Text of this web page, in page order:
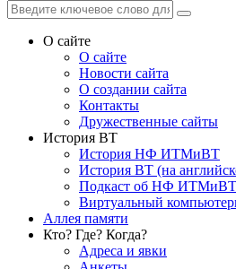
О сайте
О сайте
Новости сайта
О создании сайта
Контакты
Дружественные сайты
История ВТ
История НФ ИТМиВТ
История ВТ (на
Подкаст об НФ ИТМиВТ
Виртуальный
Аллея памяти
Кто? Где? Когда?
Адреса и явки